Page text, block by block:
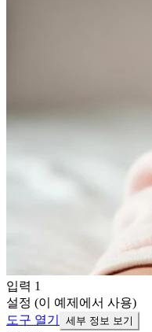
입력 1
설정 (이 예제에서 사용)
도구 열기
세부 정보 보기